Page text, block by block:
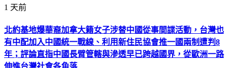
1 天前
北約基地爆華裔加拿大籍女子涉替中國從事間諜活動，台灣也
有中配加入中國統一戰線、利用新住民協會推一國兩制遭判8
年；評論直指中國長臂管轄與滲透早已跨越國界，從歐洲一路
伸進台灣社會各角落